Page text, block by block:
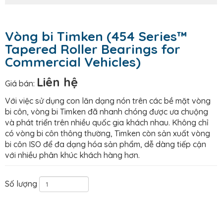
Vòng bi Timken (454 Series™
Tapered Roller Bearings for
Commercial Vehicles)
Giá bán: Liên hệ
Với việc sử dụng con lăn dạng nón trên các bề mặt vòng
bi côn, vòng bi Timken đã nhanh chóng được ưa chuộng
và phát triển trên nhiều quốc gia khách nhau. Không chỉ
có vòng bi côn thông thường, Timken còn sản xuất vòng
bi côn ISO để đa dạng hóa sản phẩm, dễ dàng tiếp cận
với nhiều phân khúc khách hàng hơn.
Số lượng